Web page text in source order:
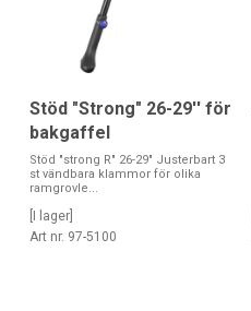
Stöd "Strong" 26-29'' för
bakgaffel
Stöd "strong R" 26-29" Justerbart 3
st vändbara klammor för olika
ramgrovle...
[I lager]
Art nr. 97-5100